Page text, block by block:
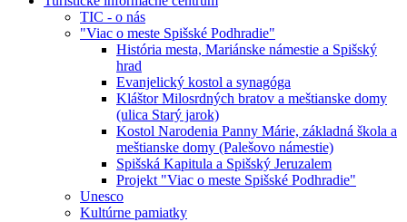
TIC - o nás
"Viac o meste Spišské Podhradie"
História mesta, Mariánske námestie a Spišský
hrad
Evanjelický kostol a synagóga
Kláštor Milosrdných bratov a meštianske domy
(ulica Starý jarok)
Kostol Narodenia Panny Márie, základná škola a
meštianske domy (Palešovo námestie)
Spišská Kapitula a Spišský Jeruzalem
Projekt "Viac o meste Spišské Podhradie"
Unesco
Kultúrne pamiatky